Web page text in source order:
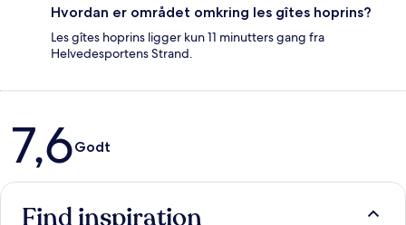
Hvordan er området omkring les gîtes hoprins?
Les gîtes hoprins ligger kun 11 minutters gang fra
Helvedesportens Strand.
Anmeldelser
7,6Godt
Find inspiration